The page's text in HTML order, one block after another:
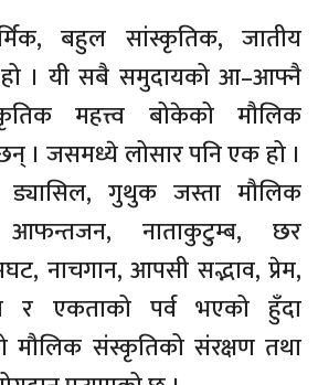
बहुल सांस्कृतिक, जातीय
हो । यी सबै समुदायको आ–आफ्नै
महत्त्व बोकेको मौलिक
। जसमध्ये लोसार पनि एक हो ।
ड्यासिल, गुथुक जस्ता मौलिक
नाताकुटुम्ब, छर
नाचगान, आपसी सद्भाव, प्रेम,
र एकताको पर्व भएको हुँदा
मौलिक संस्कृतिको संरक्षण तथा